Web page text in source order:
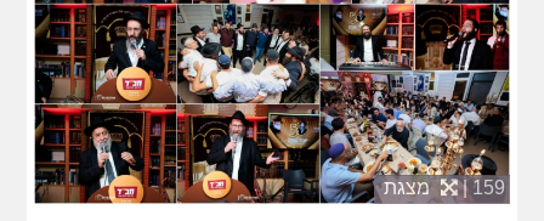
159 | מצגת